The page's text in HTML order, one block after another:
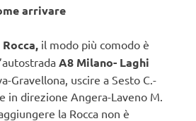
arrivare
Rocca, il modo più comodo è
A8 Milano- Laghi
Gravellona, uscire a Sesto C.-
in direzione Angera-Laveno M.
la Rocca non è